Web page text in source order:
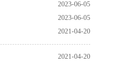
2023-06-05
2023-06-05
2021-04-20
2021-04-20